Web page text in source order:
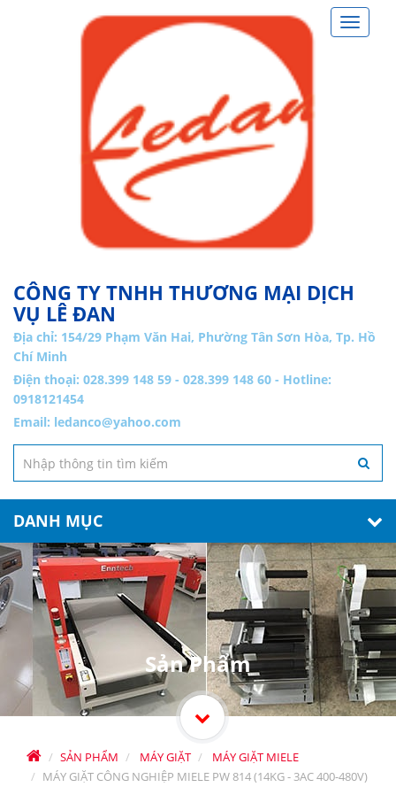
Toggle
CÔNG TY TNHH THƯƠNG MẠI DỊCH
VỤ LÊ ĐAN
Địa chỉ: 154/29 Phạm Văn Hai, Phường Tân Sơn Hòa, Tp. Hồ
Chí Minh
Điện thoại: 028.399 148 59 - 028.399 148 60 - Hotline:
0918121454
Email: ledanco@yahoo.com
DANH MỤC
SẢN PHẨM MÁY GIẶT
MÁY GIẶT MIELE
MÁY GIẶT CÔNG NGHIỆP MIELE PW 814 (14KG - 3AC 400-480V)
Sản Phẩm